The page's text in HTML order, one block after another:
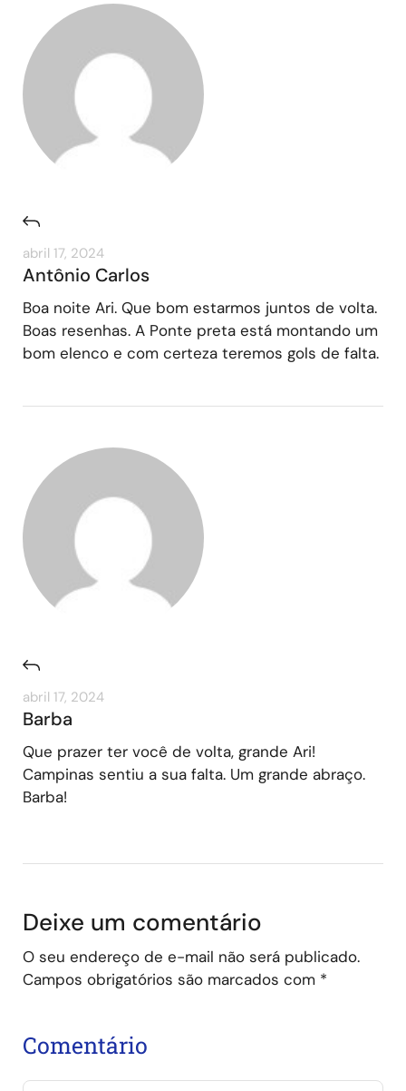
abril 17, 2024
Antônio Carlos
Boa noite Ari. Que bom estarmos juntos de volta.
Boas resenhas. A Ponte preta está montando um
bom elenco e com certeza teremos gols de falta.
abril 17, 2024
Barba
Que prazer ter você de volta, grande Ari!
Campinas sentiu a sua falta. Um grande abraço.
Barba!
Deixe um comentário
O seu endereço de e-mail não será publicado.
Campos obrigatórios são marcados com *
Comentário